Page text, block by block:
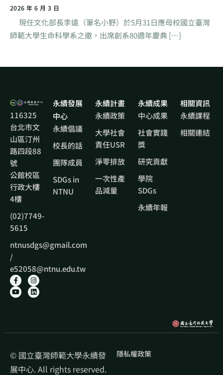
2026 年 6 月 3 日
現任文化部長李遠（筆名小野）於5月31日應母校國立臺灣
師範大學生命科學系之邀，出席創系80週年慶典 […]
116325
台北市文
山區汀州
路四段88
號
公館校區
行政大樓
4樓
(02)7749-
5615
ntnusdgs@gmail.com
/
e52058@ntnu.edu.tw
永續發展
中心
永續倡議
校長的話
團隊成員
SDGs in
NTNU
永續計畫
永續政策
大學社會
責任USR
淨零排放
一次性產
品減量
永續成果
中心成果
社會實踐
獎
研究貢獻
學院
SDGs
永續年報
相關資訊
永續課程
相關連結
© 國立臺灣師範大學永續發
展中心. All rights reserved.
隱私權政策